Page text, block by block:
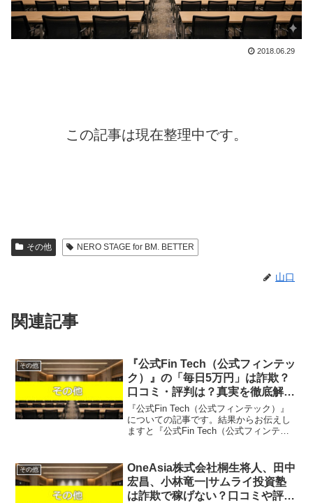
2018.06.29
この記事は現在整理中です。
その他 NERO STAGE for BM. BETTER
山口
関連記事
その他
『公式Fin Tech（公式フィンテッ
ク）』の「毎日5万円」は詐欺？
口コミ・評判は？真実を徹底解
説！
『公式Fin Tech（公式フィンテック）』
についての記事です。結果からお伝えし
ますと『公式Fin Tech（公式フィンテッ
ない可能性が非常に高いという結果にな
りま...
その他
OneAsia株式会社桐生将人、田中
宏昌、小林竜一|サムライ投資塾
は詐欺で稼げない？口コミや評判